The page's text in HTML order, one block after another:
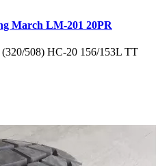
March LM-201 20PR
508) HC-20 156/153L TT